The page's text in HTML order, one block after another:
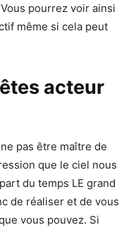
pourrez voir ainsi
même si cela peut
acteur
pas être maître de
que le ciel nous
du temps LE grand
de réaliser et de vous
vous pouvez. Si